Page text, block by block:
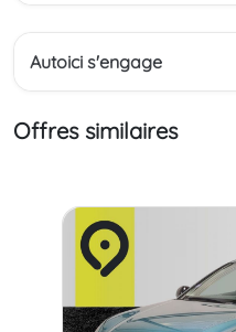
Autoici s'engage
Offres similaires